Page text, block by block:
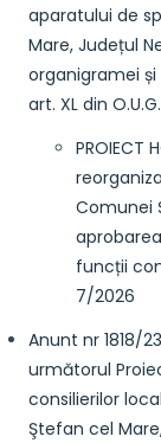
aparatului de
Mare, Județul
organigramei
art. XL din
PROIECT
Comunei
funcții
7/2026
Anunt nr 1818/
următorul
consilierilor
Ştefan cel